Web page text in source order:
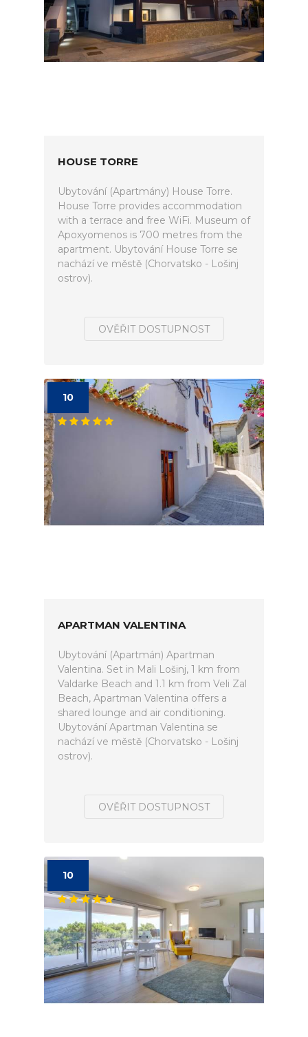
HOUSE TORRE
Ubytování (Apartmány) House Torre.
House Torre provides accommodation
with a terrace and free WiFi. Museum of
Apoxyomenos is 700 metres from the
apartment. Ubytování House Torre se
nachází ve městě (Chorvatsko - Lošinj
ostrov).
OVĚŘIT DOSTUPNOST
10
APARTMAN VALENTINA
Ubytování (Apartmán) Apartman
Valentina. Set in Mali Lošinj, 1 km from
Valdarke Beach and 1.1 km from Veli Zal
Beach, Apartman Valentina offers a
shared lounge and air conditioning.
Ubytování Apartman Valentina se
nachází ve městě (Chorvatsko - Lošinj
ostrov).
OVĚŘIT DOSTUPNOST
10